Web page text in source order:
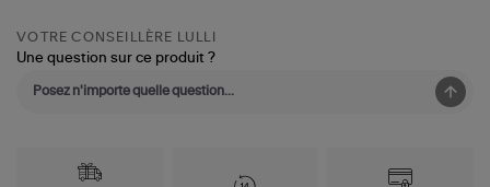
VOTRE CONSEILLÈRE LULLI
Une question sur ce produit ?